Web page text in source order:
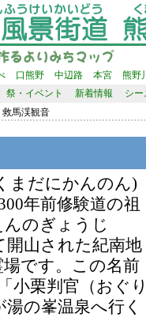
口熊野 中辺路 本宮
熊野
祭・イベント 新着情報
シ
救馬渓観音
まだにかんのん)
年前修験道の祖
んのぎょうじ
開山された紀南地
です。この名前
小栗判官（おぐ
の峯温泉へ行く